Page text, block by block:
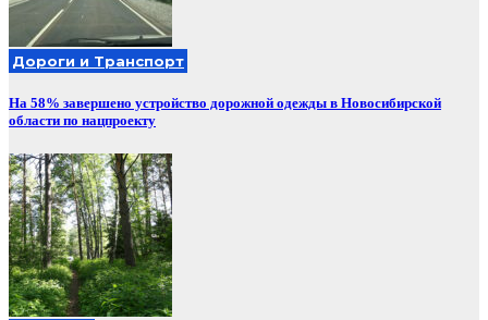
Дороги и Транспорт
На 58% завершено устройство дорожной одежды в Новосибирской
области по нацпроекту